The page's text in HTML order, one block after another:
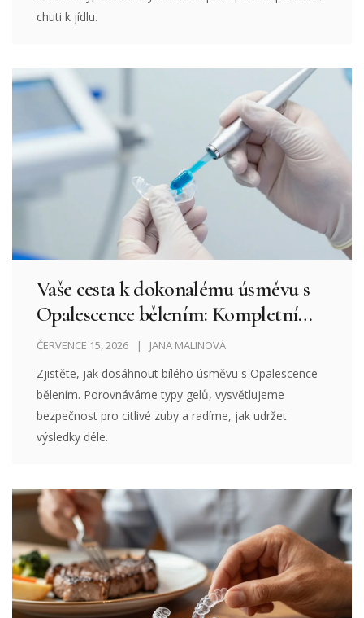
chuti k jídlu.
Vaše cesta k dokonalému úsměvu s
Opalescence bělením: Kompletní
průvodce
ČERVENCE 15, 2026 JANA MALINOVÁ
Zjistěte, jak dosáhnout bílého úsměvu s Opalescence
bělením. Porovnáváme typy gelů, vysvětlujeme
bezpečnost pro citlivé zuby a radíme, jak udržet
výsledky déle.